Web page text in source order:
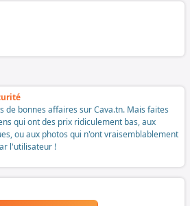
de bonnes affaires sur Cava.tn. Mais faites
qui ont des prix ridiculement bas, aux
ou aux photos qui n'ont vraisemblablement
l'utilisateur !